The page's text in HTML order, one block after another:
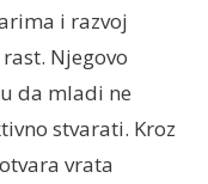
i razvoj
Njegovo
da mladi ne
stvarati. Kroz
vrata